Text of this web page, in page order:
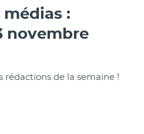
:
novembre
rédactions de la semaine !